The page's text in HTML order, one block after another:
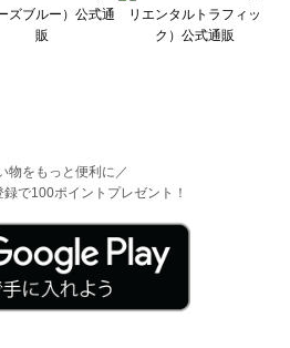
物をもっと便利に／
で100ポイントプレゼント！